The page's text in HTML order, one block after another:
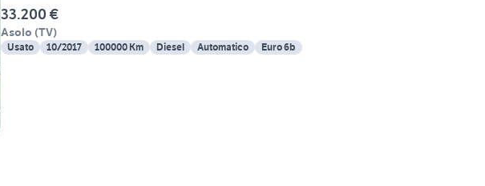
33.200 €
Asolo (TV)
Usato 10/2017 100000 Km Diesel Automatico Euro 6b